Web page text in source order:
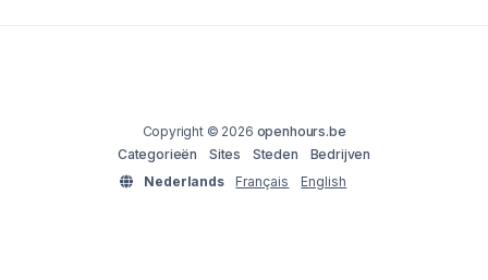
Copyright © 2026 openhours.be
Categorieën
Sites Steden
Bedrijven
Nederlands
Français English